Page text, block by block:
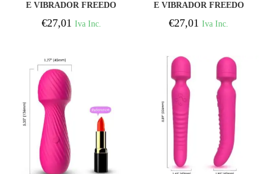
E VIBRADOR FREEDO
PEQUENO PRETO
€27,01 Iva Inc.
E VIBRADOR FREEDO
PEQUENO ROXO
€27,01 Iva Inc.